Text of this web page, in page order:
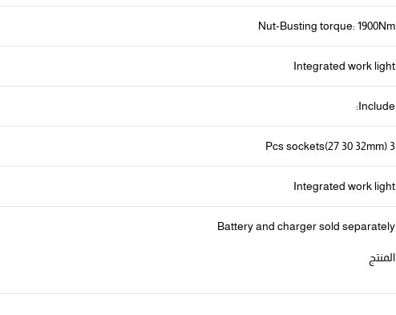
Nut-Busting torque: 1900Nm
Integrated work light
Include:
3 Pcs sockets(27 30 32mm)
Integrated work light
Battery and charger sold separately
المنتج